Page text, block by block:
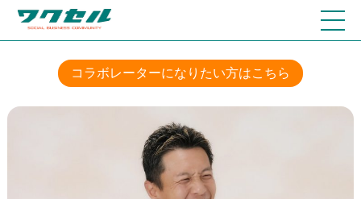
コラボレーターになりたい方はこちら